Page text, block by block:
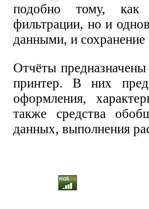
подобно тому, как
фильтрации, но и
данными, и сохранение
Отчёты
принтер. В них
оформления,
также средства
данных, выполнения